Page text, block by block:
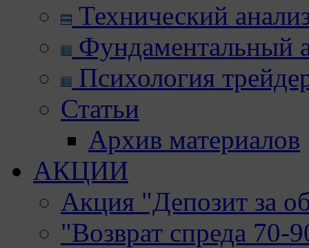
Технический
Фундаментальный
Психология
Статьи
Архив материалов
АКЦИИ
Акция "Депозит за
"Возврат спреда 70-